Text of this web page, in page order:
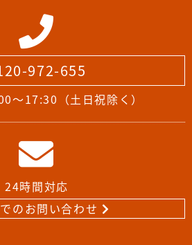
972-655
～17:30（土日祝除く）
24時間対応
のお問い合わせ